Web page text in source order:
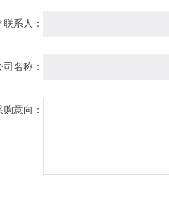
联系人：
司名称：
购意向：